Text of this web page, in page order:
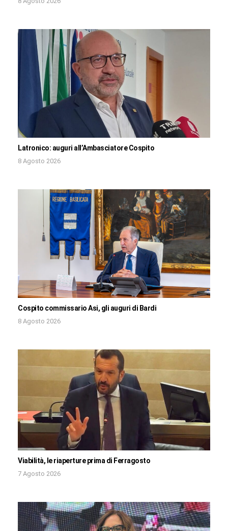
Latronico: auguri all’Ambasciatore Cospito
8 Agosto 2026
Cospito commissario Asi, gli auguri di Bardi
8 Agosto 2026
Viabilità, le riaperture prima di Ferragosto
7 Agosto 2026